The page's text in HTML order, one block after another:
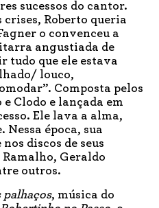
sucessos do cantor.
crises, Roberto queria
o convenceu a
angustiada de
tudo que ele estava
louco,
Composta pelos
Clodo e lançada em
Ele lava a alma,
Nessa época, sua
discos de seus
Ramalho, Geraldo
outros.
palhaços, música do